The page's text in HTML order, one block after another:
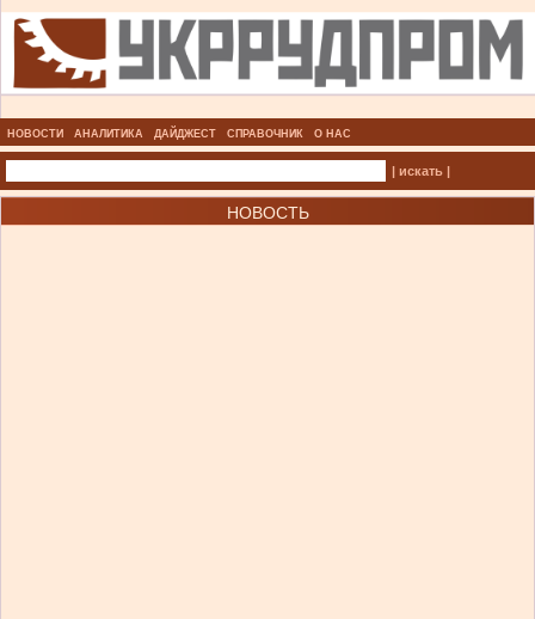
НОВОСТИ АНАЛИТИКА ДАЙДЖЕСТ СПРАВОЧНИК О НАС
| искать |
НОВОСТЬ